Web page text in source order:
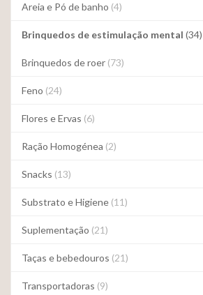
Areia e Pó de banho (4)
Brinquedos de estimulação mental (34)
Brinquedos de roer (73)
Feno (24)
Flores e Ervas (6)
Ração Homogénea (2)
Snacks (13)
Substrato e Higiene (11)
Suplementação (21)
Taças e bebedouros (21)
Transportadoras (9)